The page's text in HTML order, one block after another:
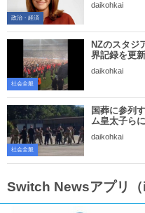
政治・経済
daikohkai
社会全般
NZのスタジ
界記録を更新
daikohkai
社会全般
国葬に参列
ム皇太子ら
daikohkai
Switch Newsアプリ